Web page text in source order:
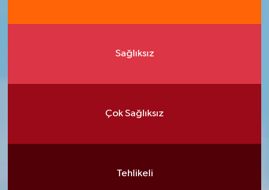
Sağlıksız
Çok Sağlıksız
Tehlikeli